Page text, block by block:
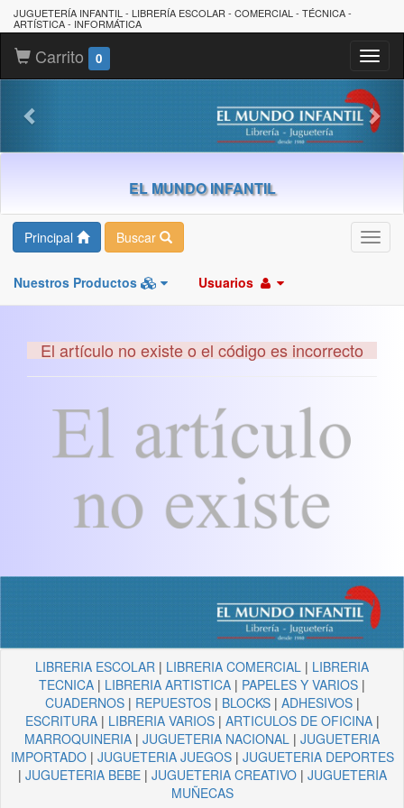
JUGUETERÍA INFANTIL - LIBRERÍA ESCOLAR - COMERCIAL - TÉCNICA -
ARTÍSTICA - INFORMÁTICA
Carrito 0
EL MUNDO INFANTIL
Principal Buscar
Nuestros Productos Usuarios
El artículo no existe o el código es incorrecto
LIBRERIA ESCOLAR | LIBRERIA COMERCIAL | LIBRERIA
TECNICA | LIBRERIA ARTISTICA | PAPELES Y VARIOS |
CUADERNOS| REPUESTOS| BLOCKS| ADHESIVOS|
ESCRITURA| LIBRERIA VARIOS| ARTICULOS DE OFICINA|
MARROQUINERIA | JUGUETERIA NACIONAL | JUGUETERIA
IMPORTADO| JUGUETERIA JUEGOS| JUGUETERIA DEPORTES
| JUGUETERIA BEBE| JUGUETERIA CREATIVO| JUGUETERIA
MUÑECAS